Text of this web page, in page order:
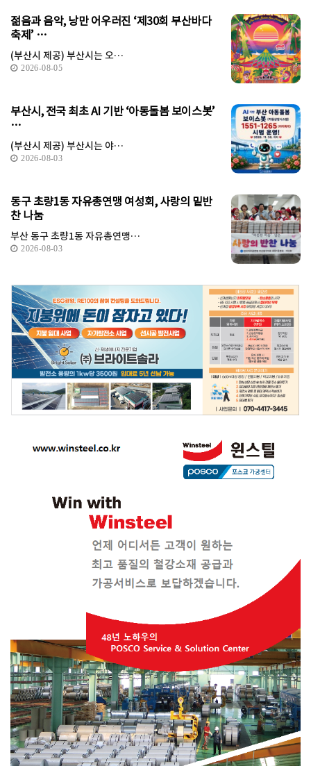
젊음과 음악, 낭만 어우러진 ‘제30회 부산바다
축제’ …
(부산시 제공) 부산시는 오…
2026-08-05
부산시, 전국 최초 AI 기반 ‘아동돌봄 보이스봇’
…
(부산시 제공) 부산시는 야…
2026-08-03
동구 초량1동 자유총연맹 여성회, 사랑의 밑반
찬 나눔
부산 동구 초량1동 자유총연맹…
2026-08-03